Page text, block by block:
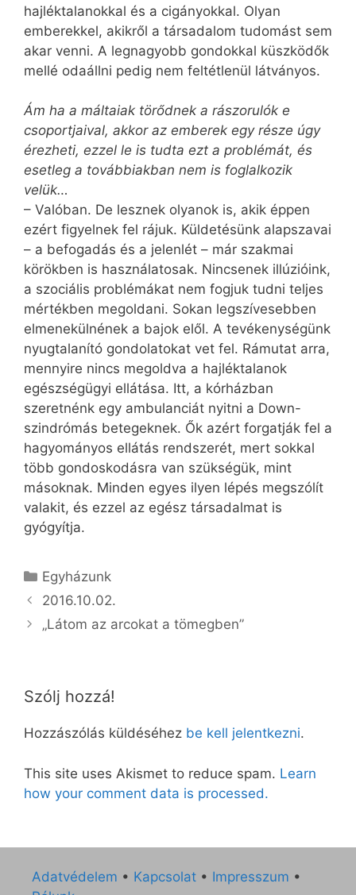
hajléktalanokkal és a cigányokkal. Olyan
emberekkel, akikről a társadalom tudomást sem
akar venni. A legnagyobb gondokkal küszködők
mellé odaállni pedig nem feltétlenül látványos.
Ám ha a máltaiak törődnek a rászorulók e
csoportjaival, akkor az emberek egy része úgy
érezheti, ezzel le is tudta ezt a problémát, és
esetleg a továbbiakban nem is foglalkozik
velük…
– Valóban. De lesznek olyanok is, akik éppen
ezért figyelnek fel rájuk. Küldetésünk alapszavai
– a befogadás és a jelenlét – már szakmai
körökben is használatosak. Nincsenek illúzióink,
a szociális problémákat nem fogjuk tudni teljes
mértékben megoldani. Sokan legszívesebben
elmenekülnének a bajok elől. A tevékenységünk
nyugtalanító gondolatokat vet fel. Rámutat arra,
mennyire nincs megoldva a hajléktalanok
egészségügyi ellátása. Itt, a kórházban
szeretnénk egy ambulanciát nyitni a Down-
szindrómás betegeknek. Ők azért forgatják fel a
hagyományos ellátás rendszerét, mert sokkal
több gondoskodásra van szükségük, mint
másoknak. Minden egyes ilyen lépés megszólít
valakit, és ezzel az egész társadalmat is
gyógyítja.
Kategória
Egyházunk
2016.10.02.
„Látom az arcokat a tömegben”
Szólj hozzá!
Hozzászólás küldéséhez be kell jelentkezni.
This site uses Akismet to reduce spam. Learn
how your comment data is processed.
Adatvédelem • Kapcsolat • Impresszum •